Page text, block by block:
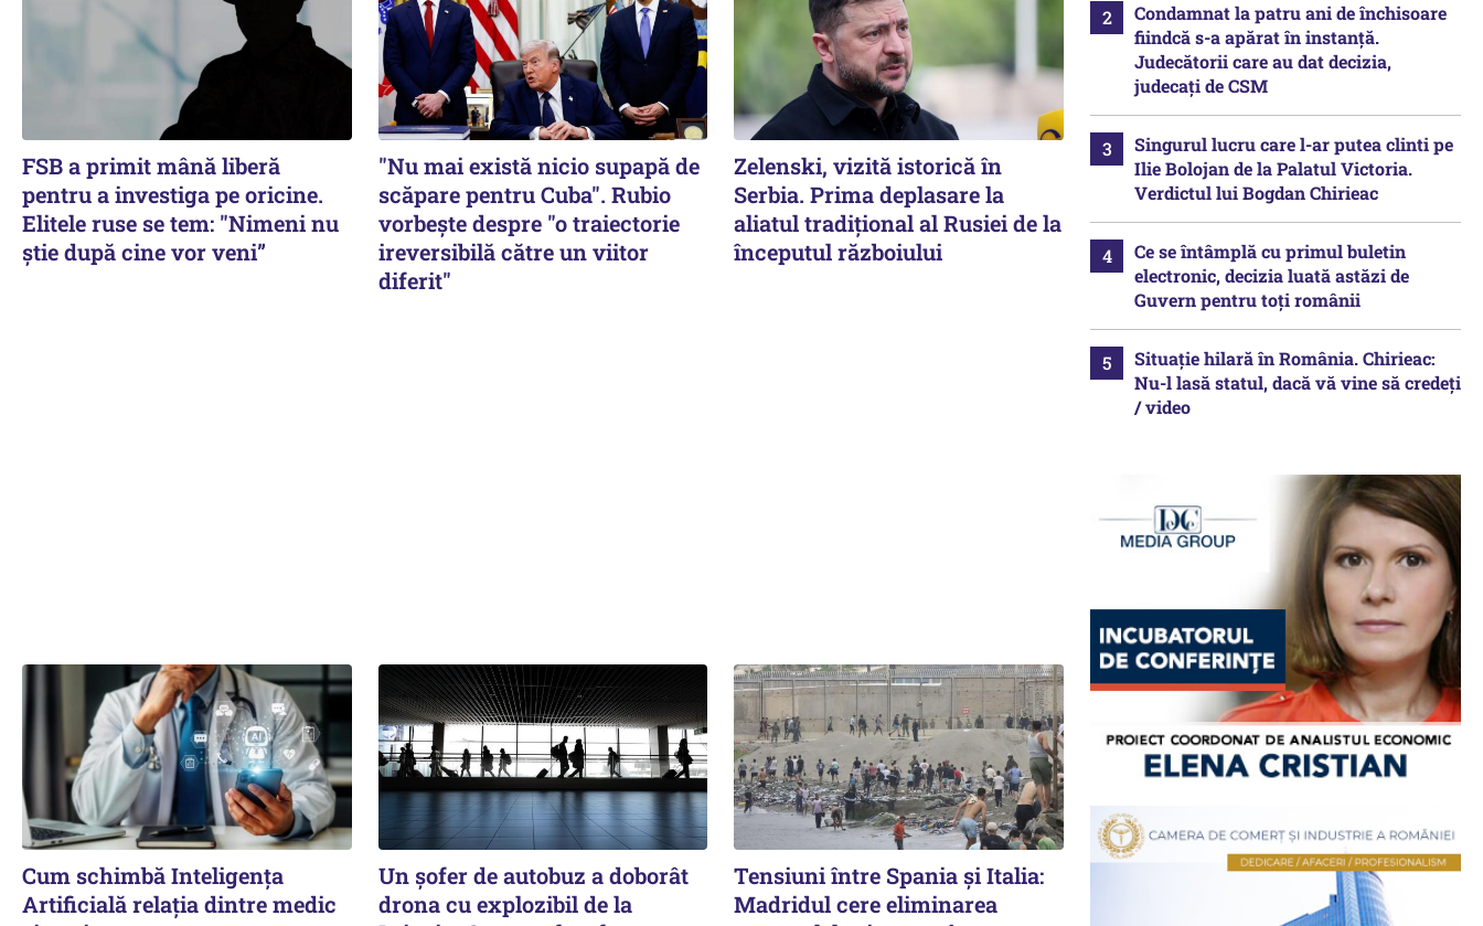
FSB a primit mână liberă
pentru a investiga pe oricine.
Elitele ruse se tem: "Nimeni nu
știe după cine vor veni”
"Nu mai există nicio supapă de
scăpare pentru Cuba". Rubio
vorbește despre "o traiectorie
ireversibilă către un viitor
diferit"
Zelenski, vizită istorică în
Serbia. Prima deplasare la
aliatul tradițional al Rusiei de la
începutul războiului
Cum schimbă Inteligența
Artificială relația dintre medic
Un șofer de autobuz a doborât
drona cu explozibil de la
Tensiuni între Spania și Italia:
Madridul cere eliminarea
Condamnat la patru ani de închisoare
fiindcă s-a apărat în instanță.
Judecătorii care au dat decizia,
judecați de CSM
Singurul lucru care l-ar putea clinti pe
Ilie Bolojan de la Palatul Victoria.
Verdictul lui Bogdan Chirieac
Ce se întâmplă cu primul buletin
electronic, decizia luată astăzi de
Guvern pentru toți românii
Situație hilară în România. Chirieac:
Nu-l lasă statul, dacă vă vine să credeți
/ video